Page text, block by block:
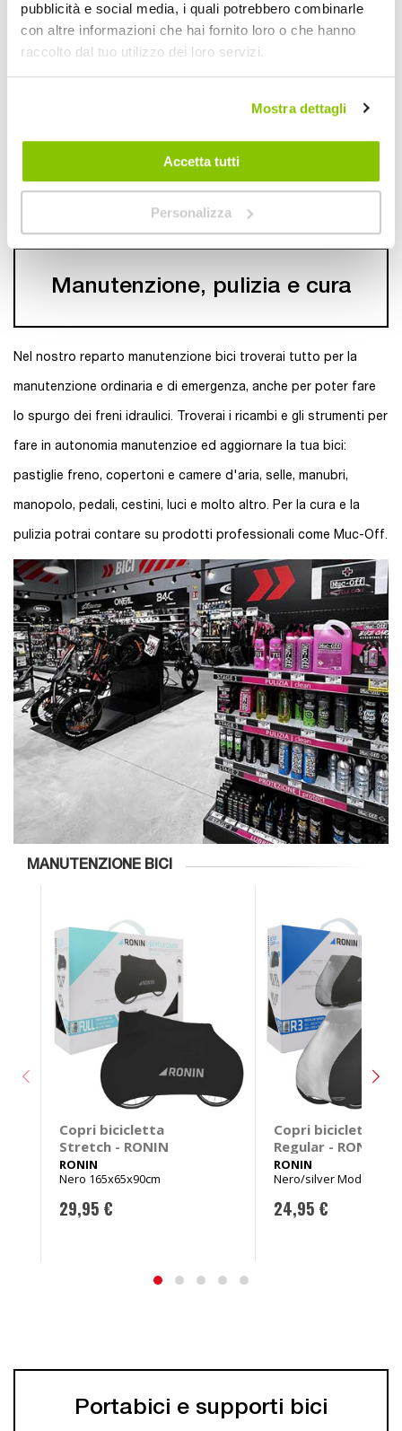
pubblicità e social media, i quali potrebbero combinarle
con altre informazioni che hai fornito loro o che hanno
raccolto dal tuo utilizzo dei loro servizi.
Mostra dettagli
Accetta tutti
Personalizza
Borsa portapacchi
Laterale QR Pannier
T20 - OXFORD
Nero 20lt 43(h)x17(w)x45cm
41,95 €
Cestino Anteriore
BONIN
9,95 €
CONSEGNA IN
Manutenzione, pulizia e cura
Nel nostro reparto manutenzione bici troverai tutto per la
manutenzione ordinaria e di emergenza, anche per poter fare
lo spurgo dei freni idraulici. Troverai i ricambi e gli strumenti per
fare in autonomia manutenzioe ed aggiornare la tua bici:
pastiglie freno, copertoni e camere d'aria, selle, manubri,
manopolo, pedali, cestini, luci e molto altro. Per la cura e la
pulizia potrai contare su prodotti professionali come Muc-Off.
MANUTENZIONE BICI
Copri bicicletta
Stretch - RONIN
RONIN
Nero 165x65x90cm
29,95 €
Copri bicicletta
Regular - RONIN
RONIN
Nero/silver Mod.3
24,95 €
Portabici e supporti bici